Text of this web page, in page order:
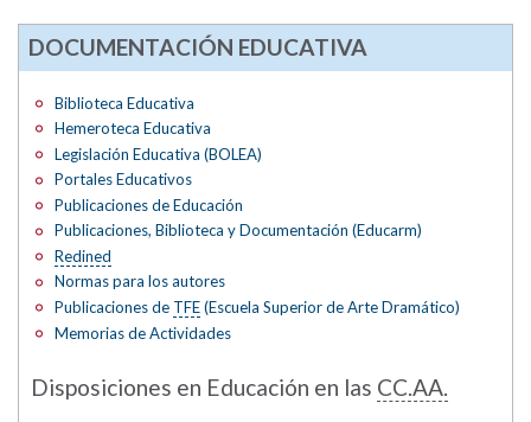
DOCUMENTACIÓN EDUCATIVA
Biblioteca Educativa
Hemeroteca Educativa
Legislación Educativa (BOLEA)
Portales Educativos
Publicaciones de Educación
Publicaciones, Biblioteca y Documentación (Educarm)
Redined
Normas para los autores
Publicaciones de TFE(Escuela Superior de Arte Dramático)
Memorias de Actividades
Disposiciones en Educación en las CC.AA.